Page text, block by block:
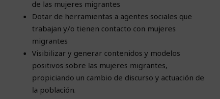
de las mujeres migrantes
Dotar de herramientas a agentes sociales que
trabajan y/o tienen contacto con mujeres
migrantes
Visibilizar y generar contenidos y modelos
positivos sobre las mujeres migrantes,
propiciando un cambio de discurso y actuación de
la población.